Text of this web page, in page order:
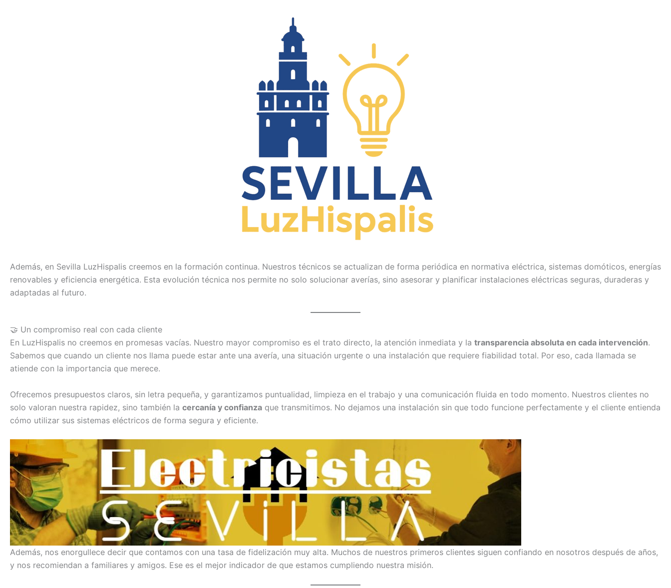
Además, en Sevilla LuzHispalis creemos en la formación continua. Nuestros técnicos se actualizan de forma periódica en normativa eléctrica, sistemas domóticos, energías
renovables y eficiencia energética. Esta evolución técnica nos permite no solo solucionar averías, sino asesorar y planificar instalaciones eléctricas seguras, duraderas y
adaptadas al futuro.
🤝 Un compromiso real con cada cliente
En LuzHispalis no creemos en promesas vacías. Nuestro mayor compromiso es el trato directo, la atención inmediata y la transparencia absoluta en cada intervención.
Sabemos que cuando un cliente nos llama puede estar ante una avería, una situación urgente o una instalación que requiere fiabilidad total. Por eso, cada llamada se
atiende con la importancia que merece.
Ofrecemos presupuestos claros, sin letra pequeña, y garantizamos puntualidad, limpieza en el trabajo y una comunicación fluida en todo momento. Nuestros clientes no
solo valoran nuestra rapidez, sino también la cercanía y confianza que transmitimos. No dejamos una instalación sin que todo funcione perfectamente y el cliente entienda
cómo utilizar sus sistemas eléctricos de forma segura y eficiente.
Además, nos enorgullece decir que contamos con una tasa de fidelización muy alta. Muchos de nuestros primeros clientes siguen confiando en nosotros después de años,
y nos recomiendan a familiares y amigos. Ese es el mejor indicador de que estamos cumpliendo nuestra misión.